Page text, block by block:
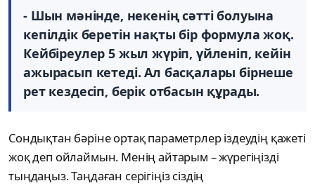
- Шын мәнінде, некенің сәтті болуына
кепілдік беретін нақты бір формула жоқ.
Кейбіреулер 5 жыл жүріп, үйленіп, кейін
ажырасып кетеді. Ал басқалары бірнеше
рет кездесіп, берік отбасын құрады.
Сондықтан бәріне ортақ параметрлер іздеудің қажеті
жоқ деп ойлаймын. Менің айтарым – жүрегіңізді
тыңдаңыз. Таңдаған серігіңіз сіздің